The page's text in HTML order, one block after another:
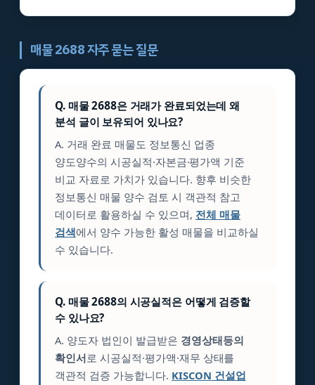
매물 2688 자주 묻는 질문
Q. 매물 2688은 거래가 완료되었는데 왜
분석 글이 보유되어 있나요?
A. 거래 완료 매물도 정보통신 업종
양도양수의 시공실적·자본금·평가액 기준
비교 자료로 가치가 있습니다. 향후 비슷한
정보통신 매물 양수 검토 시 객관적 참고
데이터로 활용하실 수 있으며, 전체 매물
검색에서 양수 가능한 활성 매물을 비교하실
수 있습니다.
Q. 매물 2688의 시공실적은 어떻게 검증할
수 있나요?
A. 양도자 법인이 발급받은 경영상태등의
확인서로 시공실적·평가액·재무 상태를
객관적 검증 가능합니다. KISCON 건설업